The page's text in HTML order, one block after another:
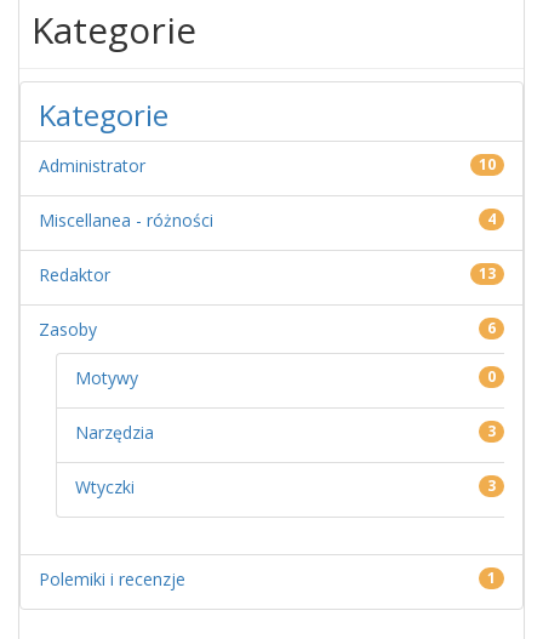
Kategorie
Kategorie
Administrator 10
Miscellanea - różności 4
Redaktor 13
Zasoby 6
Motywy 0
Narzędzia 3
Wtyczki 3
Polemiki i recenzje 1